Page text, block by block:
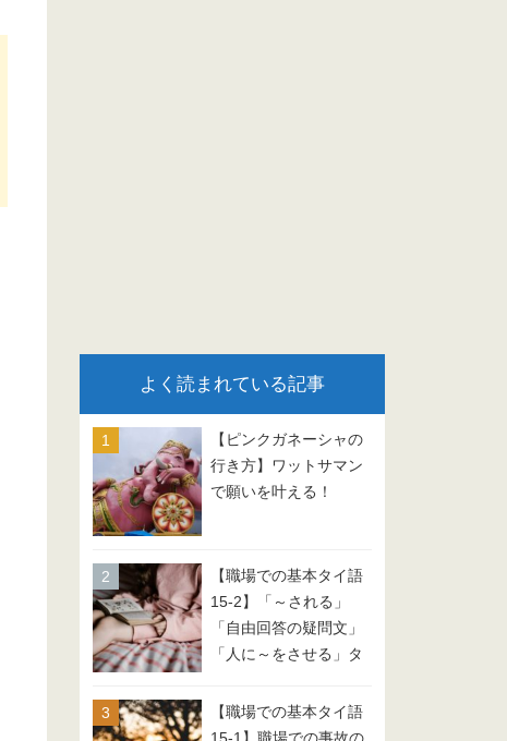
よく読まれている記事
【ピンクガネーシャの
行き方】ワットサマン
で願いを叶える！
【職場での基本タイ語
15-2】「～される」
「自由回答の疑問文」
「人に～をさせる」タ
【職場での基本タイ語